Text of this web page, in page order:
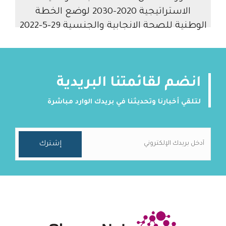
الاستراتيجية 2020-2030 لوضع الخطة
الوطنية للصحة الانجابية والجنسية 29-5-2022
انضم لقائمتنا البريدية
لتلقي أخبارنا وتحديثنا في بريدك الوارد مباشرة